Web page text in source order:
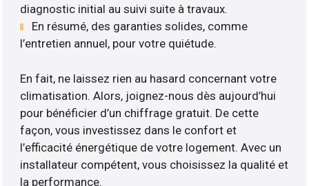
diagnostic initial au suivi suite à travaux.
En résumé, des garanties solides, comme
l’entretien annuel, pour votre quiétude.
En fait, ne laissez rien au hasard concernant votre
climatisation. Alors, joignez-nous dès aujourd’hui
pour bénéficier d’un chiffrage gratuit. De cette
façon, vous investissez dans le confort et
l’efficacité énergétique de votre logement. Avec un
installateur compétent, vous choisissez la qualité et
la performance.